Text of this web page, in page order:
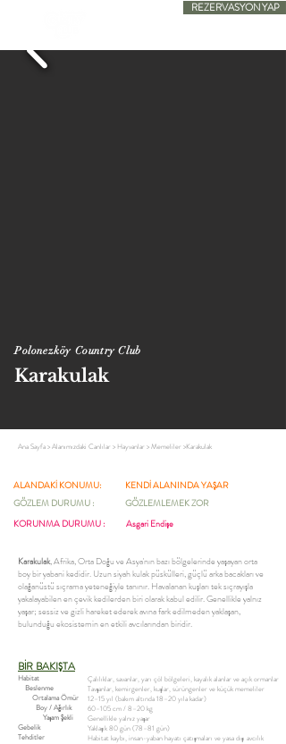
REZERVASYON YAP
Polonezköy Country Club
Karakulak
Ana Sayfa>Alanımızdaki Canlılar > Hayvanlar >Memeliler >Karakulak
KENDİ ALANINDA YAŞAR
ALANDAKİ KONUMU:
GÖZLEMLEMEK ZOR
GÖZLEM DURUMU :
KORUNMA DURUMU :
Asgari Endişe
Karakulak, Afrika, Orta Doğu ve Asya'nın bazı bölgelerinde yaşayan orta
boy bir yabani kedidir. Uzun siyah kulak püskülleri, güçlü arka bacakları ve
olağanüstü sıçrama yeteneğiyle tanınır. Havalanan kuşları tek sıçrayışla
yakalayabilen en çevik kedilerden biri olarak kabul edilir. Genellikle yalnız
yaşar; sessiz ve gizli hareket ederek avına fark edilmeden yaklaşan,
bulunduğu ekosistemin en etkili avcılarından biridir.
BİR BAKIŞTA
Çalılıklar, savanlar, yarı çöl bölgeleri, kayalık alanlar ve açık ormanlar
Tavşanlar, kemirgenler, kuşlar, sürüngenler ve küçük memeliler
12–15 yıl (bakım altında 18–20 yıla kadar)
60–105 cm / 8–20 kg
Genellikle yalnız yaşar
Yaklaşık 80 gün (78–81 gün)
Habitat kaybı, insan-yaban hayatı çatışmaları ve yasa dışı avcılık
Habitat
Beslenme
Ortalama Ömür
Boy / Ağırlık
Yaşam Şekli
Gebelik
Tehditler